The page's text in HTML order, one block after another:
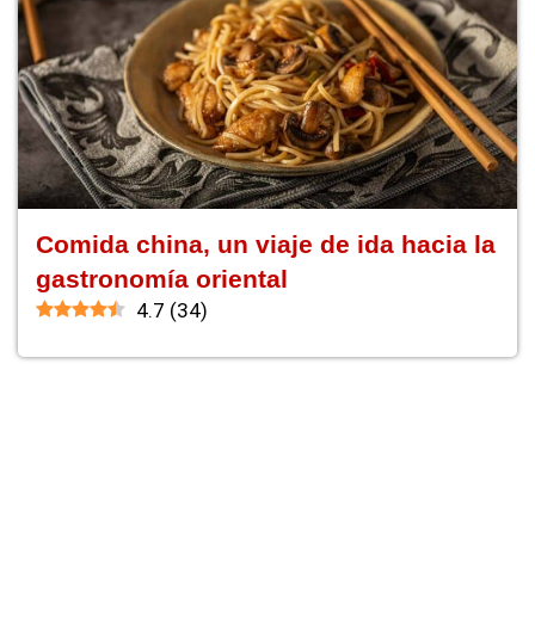
Comida china, un viaje de ida hacia la
gastronomía oriental
4.7 (34)